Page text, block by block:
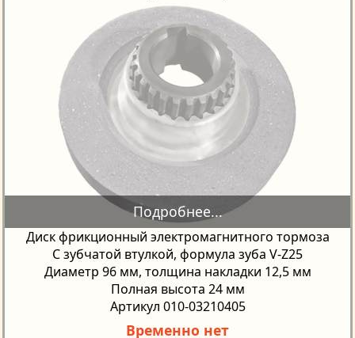
Диск фрикционный электромагнитного тормоза
С зубчатой втулкой, формула зуба V-Z25
Диаметр 96 мм, толщина накладки 12,5 мм
Полная высота 24 мм
Артикул 010-03210405
Временно нет